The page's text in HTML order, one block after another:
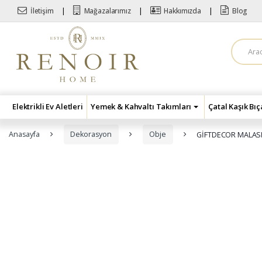
Skip to navigation
Skip to content
İletişim Mağazalarımız Hakkımızda Blog
A
r
a
Elektrikli Ev Aletleri Yemek & Kahvaltı Takımları Çatal Kaşık
Anasayfa Dekorasyon Obje GİFTDECOR